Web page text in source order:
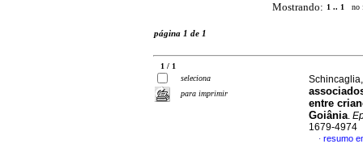
Mostrando: 1 .. 1 no
página 1 de 1
1 / 1
seleciona
para imprimir
entre
Goiânia.
1679-4974
· resumo